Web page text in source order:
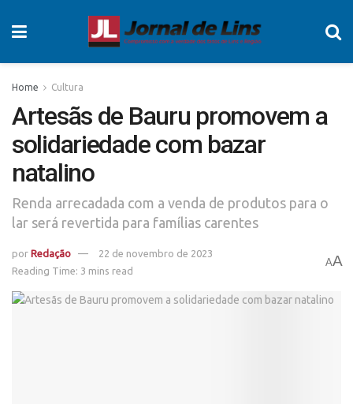
Home Cultura
Artesãs de Bauru promovem a
solidariedade com bazar
natalino
Renda arrecadada com a venda de produtos para o
lar será revertida para famílias carentes
por Redação
22 de novembro de 2023
Reading Time: 3 mins read
AA